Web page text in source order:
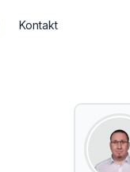
Kontakt